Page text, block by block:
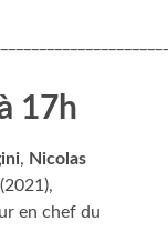
17h
, Nicolas
(2021),
en chef du